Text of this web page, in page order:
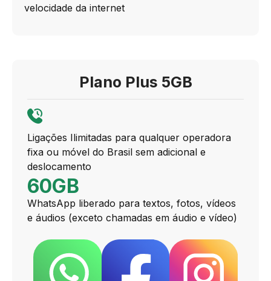
velocidade da internet
Plano Plus 5GB
Ligações Ilimitadas para qualquer operadora
fixa ou móvel do Brasil sem adicional e
deslocamento
60GB
WhatsApp liberado para textos, fotos, vídeos
e áudios (exceto chamadas em áudio e vídeo)